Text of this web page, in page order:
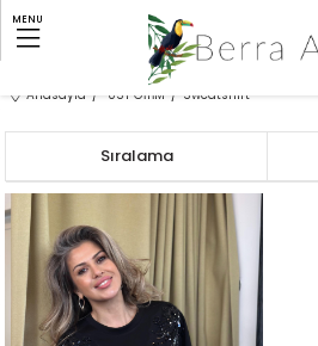
MENU
Anasayfa ÜST GİYİM Sweatshirt
Sıralama